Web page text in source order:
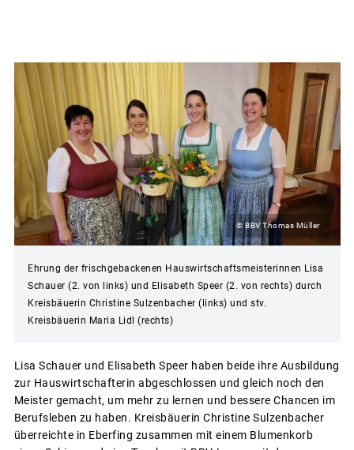
© BBV Thomas Müller
Ehrung der frischgebackenen Hauswirtschaftsmeisterinnen Lisa
Schauer (2. von links) und Elisabeth Speer (2. von rechts) durch
Kreisbäuerin Christine Sulzenbacher (links) und stv.
Kreisbäuerin Maria Lidl (rechts)
Lisa Schauer und Elisabeth Speer haben beide ihre Ausbildung
zur Hauswirtschafterin abgeschlossen und gleich noch den
Meister gemacht, um mehr zu lernen und bessere Chancen im
Berufsleben zu haben. Kreisbäuerin Christine Sulzenbacher
überreichte in Eberfing zusammen mit einem Blumenkorb